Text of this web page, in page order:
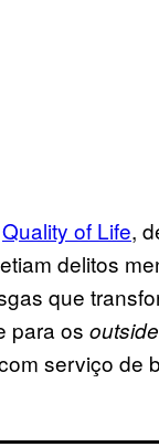
Quality of Life,
delitos
que
para os
serviço de